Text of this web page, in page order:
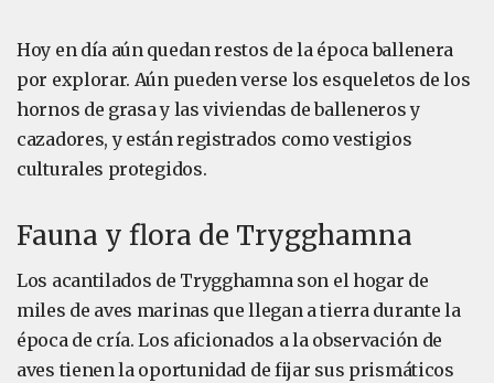
Hoy en día aún quedan restos de la época ballenera
por explorar. Aún pueden verse los esqueletos de los
hornos de grasa y las viviendas de balleneros y
cazadores, y están registrados como vestigios
culturales protegidos.
Fauna y flora de Trygghamna
Los acantilados de Trygghamna son el hogar de
miles de aves marinas que llegan a tierra durante la
época de cría. Los aficionados a la observación de
aves tienen la oportunidad de fijar sus prismáticos